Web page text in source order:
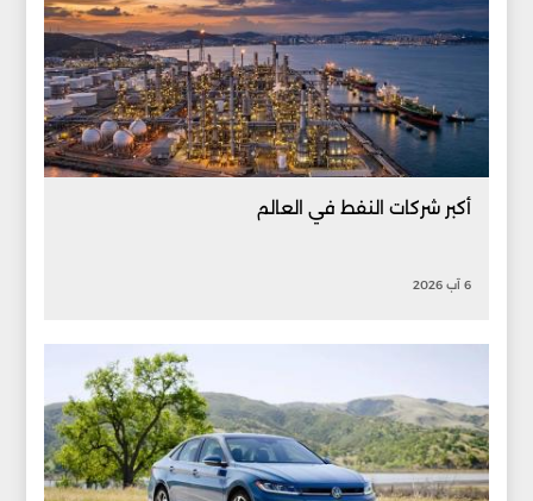
أكبر شركات النفط في العالم
6 آب 2026